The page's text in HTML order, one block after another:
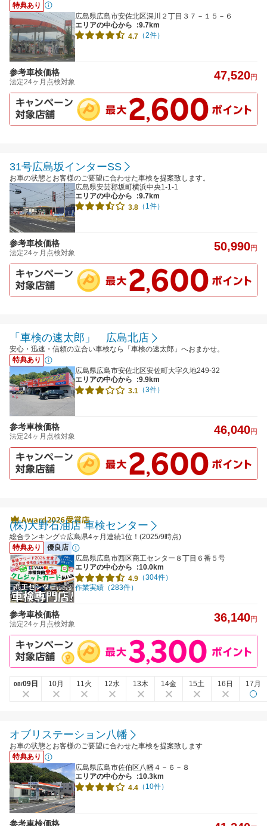
特典あり
広島県広島市安佐北区深川２丁目３７－１５－６
エリアの中心から
:9.7km
4.7 （2件）
参考車検価格
法定24ヶ月点検対象 47,520円
31号広島坂インターSS
お車の状態とお客様のご要望に合わせた車検を提案致します。
広島県安芸郡坂町横浜中央1-1-1
エリアの中心から
:9.7km
3.8 （1件）
参考車検価格
法定24ヶ月点検対象 50,990円
「車検の速太郎」 広島北店
安心・迅速・信頼の立合い車検なら「車検の速太郎」へおまかせ。
特典あり
広島県広島市安佐北区安佐町大字久地249-32
エリアの中心から
:9.9km
3.1 （3件）
参考車検価格
法定24ヶ月点検対象 46,040円
(株)大野石油店 車検センター
総合ランキング☆広島県4ヶ月連続1位！(2025/9時点)
特典あり
優良店
広島県広島市西区商工センター８丁目６番５号
エリアの中心から
:10.0km
4.9 （304件）
作業実績（283件）
参考車検価格
法定24ヶ月点検対象 36,140円
08/09日 10月 11火 12水 13木 14金 15土 16日 17月
オブリステーション八幡
お車の状態とお客様のご要望に合わせた車検を提案致します
特典あり
広島県広島市佐伯区八幡４－６－８
エリアの中心から
:10.3km
4.4 （10件）
参考車検価格